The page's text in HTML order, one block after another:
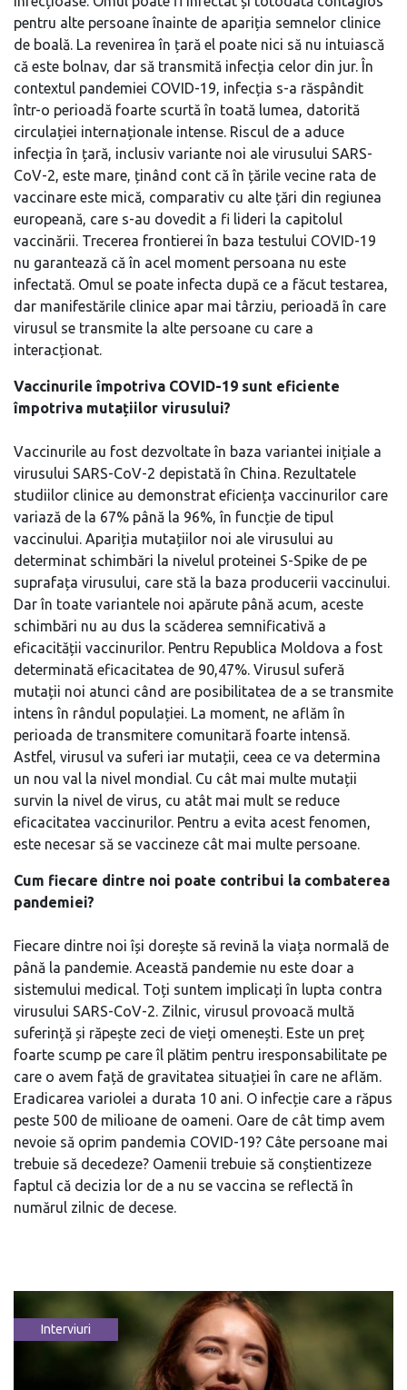
pentru alte persoane înainte de apariția semnelor clinice
de boală. La revenirea în țară el poate nici să nu intuiască
că este bolnav, dar să transmită infecția celor din jur. În
contextul pandemiei COVID-19, infecția s-a răspândit
într-o perioadă foarte scurtă în toată lumea, datorită
circulației internaționale intense. Riscul de a aduce
infecția în țară, inclusiv variante noi ale virusului SARS-
CoV-2, este mare, ținând cont că în țările vecine rata de
vaccinare este mică, comparativ cu alte țări din regiunea
europeană, care s-au dovedit a fi lideri la capitolul
vaccinării. Trecerea frontierei în baza testului COVID-19
nu garantează că în acel moment persoana nu este
infectată. Omul se poate infecta după ce a făcut testarea,
dar manifestările clinice apar mai târziu, perioadă în care
virusul se transmite la alte persoane cu care a
interacționat.
Vaccinurile împotriva COVID-19 sunt eficiente
împotriva mutațiilor virusului?
Vaccinurile au fost dezvoltate în baza variantei inițiale a
virusului SARS-CoV-2 depistată în China. Rezultatele
studiilor clinice au demonstrat eficiența vaccinurilor care
variază de la 67% până la 96%, în funcție de tipul
vaccinului. Apariția mutațiilor noi ale virusului au
determinat schimbări la nivelul proteinei S-Spike de pe
suprafața virusului, care stă la baza producerii vaccinului.
Dar în toate variantele noi apărute până acum, aceste
schimbări nu au dus la scăderea semnificativă a
eficacității vaccinurilor. Pentru Republica Moldova a fost
determinată eficacitatea de 90,47%. Virusul suferă
mutații noi atunci când are posibilitatea de a se transmite
intens în rândul populației. La moment, ne aflăm în
perioada de transmitere comunitară foarte intensă.
Astfel, virusul va suferi iar mutații, ceea ce va determina
un nou val la nivel mondial. Cu cât mai multe mutații
survin la nivel de virus, cu atât mai mult se reduce
eficacitatea vaccinurilor. Pentru a evita acest fenomen,
este necesar să se vaccineze cât mai multe persoane.
Cum fiecare dintre noi poate contribui la combaterea
pandemiei?
Fiecare dintre noi își dorește să revină la viața normală de
până la pandemie. Această pandemie nu este doar a
sistemului medical. Toți suntem implicați în lupta contra
virusului SARS-CoV-2. Zilnic, virusul provoacă multă
suferință și răpește zeci de vieți omenești. Este un preț
foarte scump pe care îl plătim pentru iresponsabilitate pe
care o avem față de gravitatea situației în care ne aflăm.
Eradicarea variolei a durata 10 ani. O infecție care a răpus
peste 500 de milioane de oameni. Oare de cât timp avem
nevoie să oprim pandemia COVID-19? Câte persoane mai
trebuie să decedeze? Oamenii trebuie să conștientizeze
faptul că decizia lor de a nu se vaccina se reflectă în
numărul zilnic de decese.
Interviuri